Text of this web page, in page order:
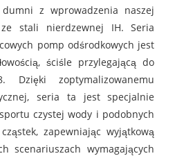
z wprowadzenia naszej
stali nierdzewnej IH. Seria
pomp odśrodkowych jest
ściśle przylegającą do
Dzięki zoptymalizowanemu
seria ta jest specjalnie
czystej wody i podobnych
zapewniając wyjątkową
scenariuszach wymagających